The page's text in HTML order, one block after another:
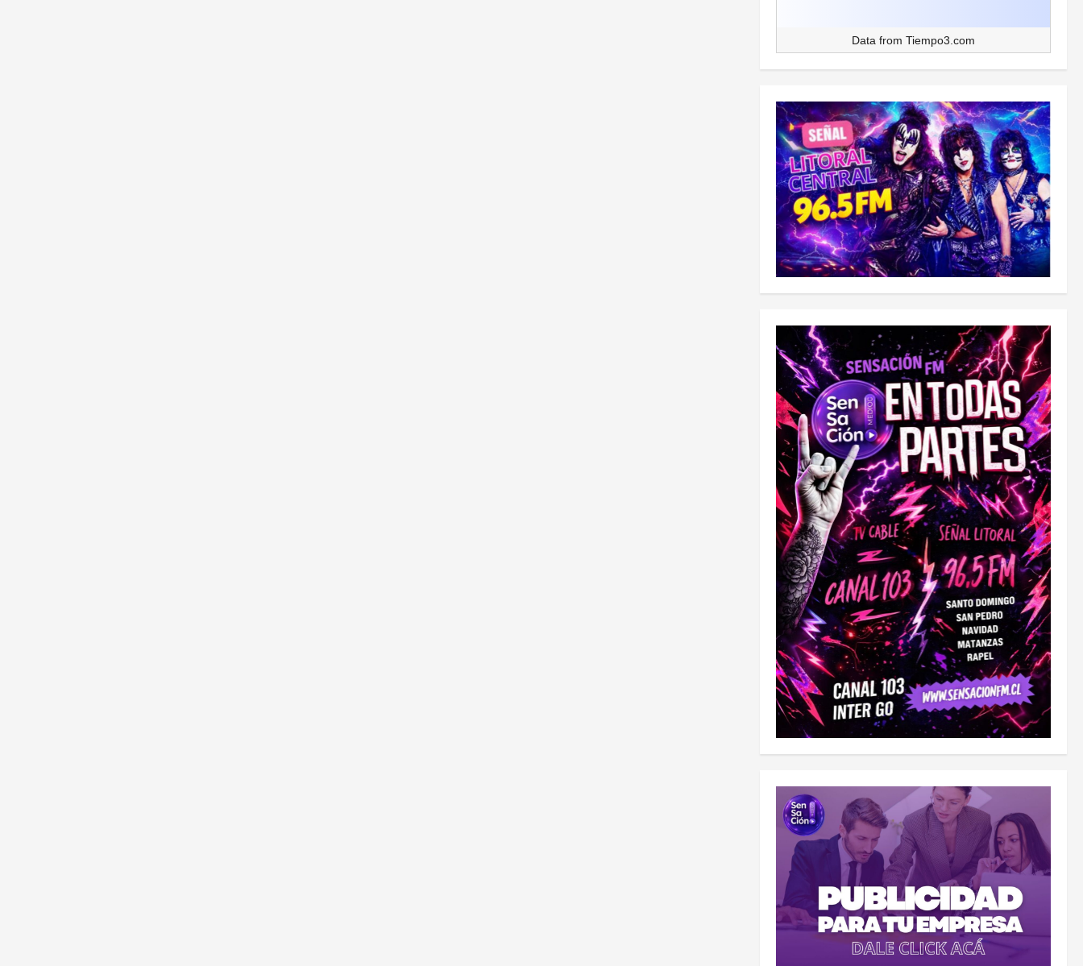
Data from Tiempo3.com